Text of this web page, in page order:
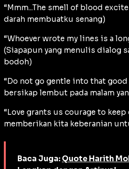
“Mmm...The smell of blood
darah membuatku senang)
“Whoever wrote my lines is a
(Siapapun yang menulis dialog
bodoh)
“Do not go gentle into that
bersikap lembut pada malam
“Love grants us courage to
memberikan kita keberanian
Baca Juga: Quote Harith